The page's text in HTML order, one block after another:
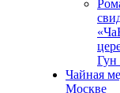
Чайная
Москве